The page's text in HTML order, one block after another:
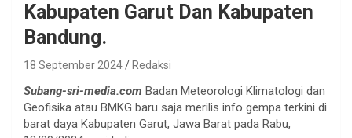
Kabupaten Garut Dan Kabupaten
Bandung.
18 September 2024 Redaksi
Subang-sri-media.com Badan Meteorologi Klimatologi dan
Geofisika atau BMKG baru saja merilis info gempa terkini di
barat daya Kabupaten Garut, Jawa Barat pada Rabu,